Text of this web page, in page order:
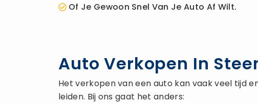
Of Je Gewoon Snel Van Je Auto Af Wilt.
Auto Verkopen In
Het verkopen van een auto kan vaak veel tijd
leiden. Bij ons gaat het anders: